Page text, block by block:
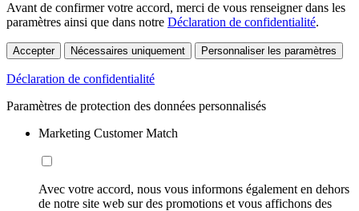
Avant de confirmer votre accord, merci de vous renseigner dans les
paramètres ainsi que dans notre Déclaration de confidentialité.
Accepter Nécessaires uniquement Personnaliser les paramètres
Déclaration de confidentialité
Paramètres de protection des données personnalisés
Marketing Customer Match
Avec votre accord, nous vous informons également en dehors
de notre site web sur des promotions et vous affichons des